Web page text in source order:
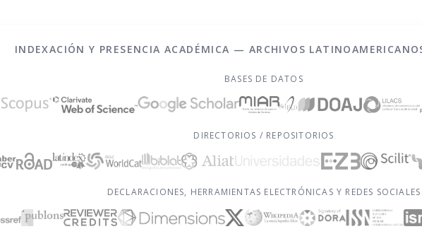
INDEXACIÓN Y PRESENCIA ACADÉMICA — ARCHIVOS
BASES DE DATOS
DIRECTORIOS / REPOSITORIOS
DECLARACIONES, HERRAMIENTAS ELECTRÓNICAS Y REDES SOCIALES